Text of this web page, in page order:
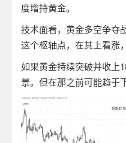
度增持黄金。
技术面看，黄金多空争夺
这个枢轴点，在其上看涨
如果黄金持续突破并收上
景。但在那之前可能趋于